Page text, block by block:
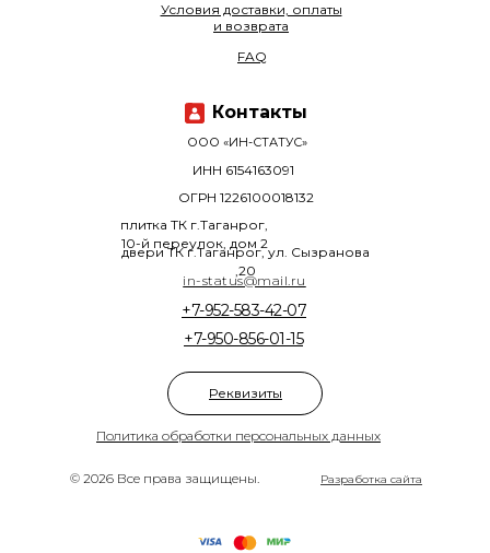
© 2026 Все права защищены.
Политика обработки персональных данных
+7-950-856-01-15
+7-952-583-42-07
ООО «ИН-СТАТУС»
плитка ТК г.Таганрог,
10-й переулок, дом 2
двери ТК г.Таганрог, ул. Сызранова
,20
ОГРН 1226100018132
ИНН 6154163091
Разработка сайта
Условия доставки, оплаты
и возврата
FAQ
in-status@mail.ru
Контакты
Реквизиты